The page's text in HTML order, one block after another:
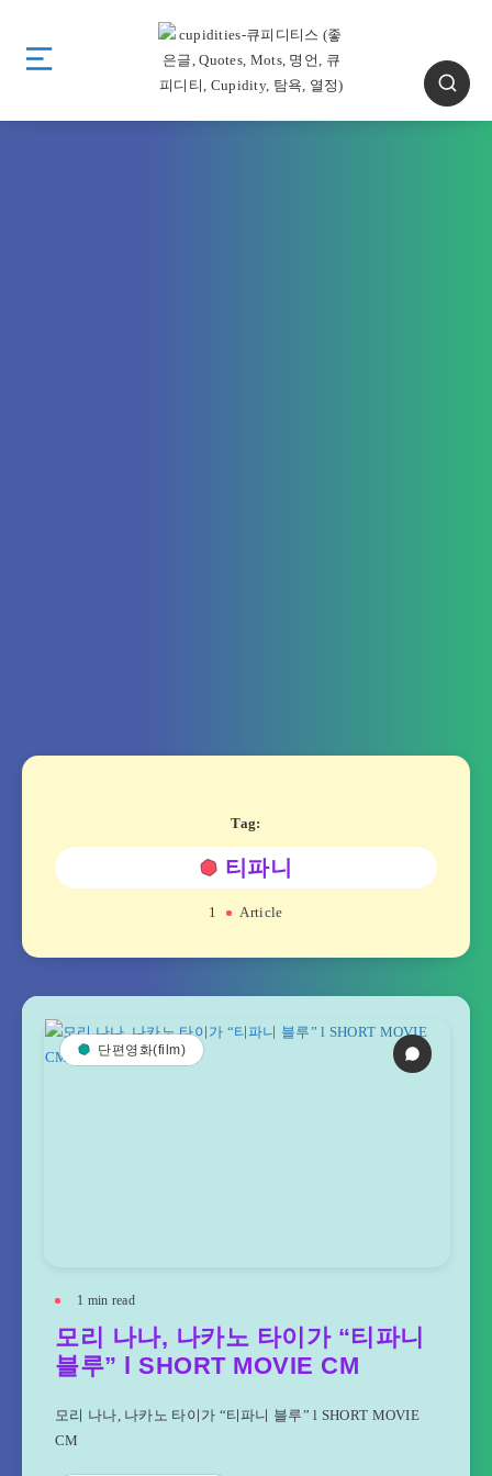
Tag:
티파니
1 Article
단편영화(film)
1 min read
모리 나나, 나카노 타이가 “티파니
블루” l SHORT MOVIE CM
모리 나나, 나카노 타이가 “티파니 블루” l SHORT MOVIE
CM